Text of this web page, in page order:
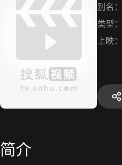
别名：
类型：
上映：
简介